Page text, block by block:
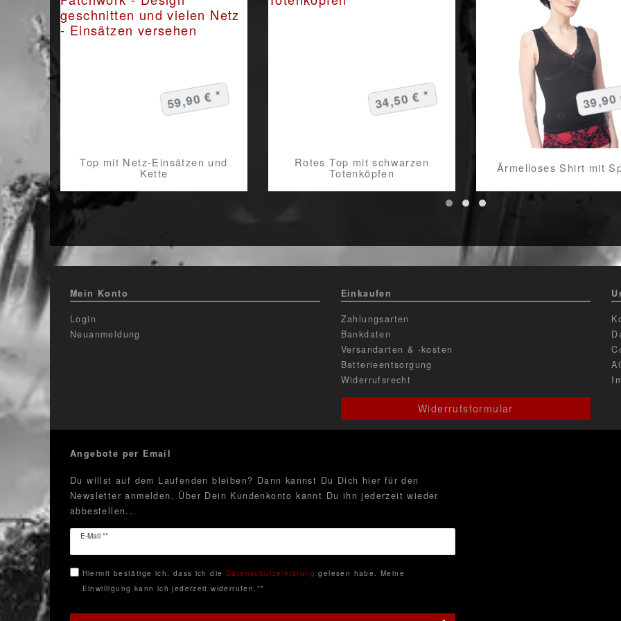
Top mit Netz-Einsätzen und
Kette
59,90 € *
Rotes Top mit schwarzen
Totenköpfen
34,50 € *
Ärmelloses Shirt mit
Mein Konto
Login
Neuanmeldung
Einkaufen
Zahlungsarten
Bankdaten
Versandarten & -kosten
Batterieentsorgung
Widerrufsrecht
Widerrufsformular
Angebote per Email
Du willst auf dem Laufenden bleiben? Dann kannst Du Dich hier für den
Newsletter anmelden. Über Dein Kundenkonto kannt Du ihn jederzeit wieder
abbestellen...
E-Mail **
Newsletter
Hiermit bestätige ich, dass ich die Daten­schutz­erklärung gelesen habe. Meine
Einwilligung kann ich jederzeit widerrufen.**